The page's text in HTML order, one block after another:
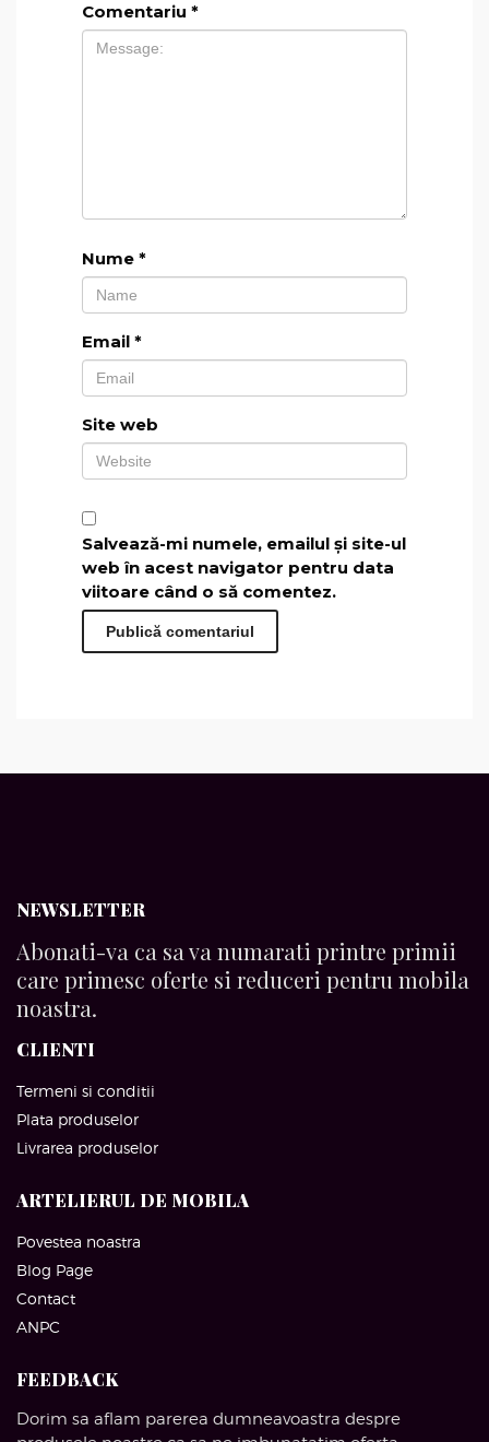
Comentariu *
Nume *
Email *
Site web
Salvează-mi numele, emailul și site-ul
web în acest navigator pentru data
viitoare când o să comentez.
NEWSLETTER
Abonati-va ca sa va numarati printre primii
care primesc oferte si reduceri pentru mobila
noastra.
CLIENTI
Termeni si conditii
Plata produselor
Livrarea produselor
ARTELIERUL DE MOBILA
Povestea noastra
Blog Page
Contact
ANPC
FEEDBACK
Dorim sa aflam parerea dumneavoastra despre